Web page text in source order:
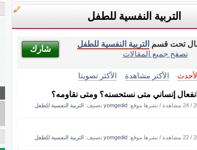
التربية النفسية للطفل
شارك
التربية النفسية للطفل
تصفح جميع المقالات
الأكثر مشاهدة الأكثر تصويتا
إنساني متى نستحسنه؟ ومتى نقاومه؟
/ 24 مشاهدة / نشرها موقع: yomgedid تصنيف: التربية النفسية للطفل
/ 22 مشاهدة / نشرها موقع: yomgedid تصنيف: التربية النفسية للطفل